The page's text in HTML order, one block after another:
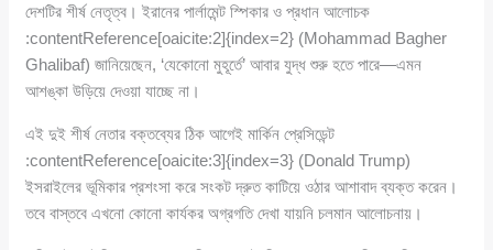
দেশটির শীর্ষ নেতৃত্ব। ইরানের পার্লামেন্ট স্পিকার ও প্রধান আলোচক
:contentReference[oaicite:2]{index=2} (Mohammad Bagher
Ghalibaf) জানিয়েছেন, ‘যেকোনো মুহূর্তে’ আবার যুদ্ধ শুরু হতে পারে—এমন
আশঙ্কা উড়িয়ে দেওয়া যাচ্ছে না।
এই দুই শীর্ষ নেতার বক্তব্যের ঠিক আগেই মার্কিন প্রেসিডেন্ট
:contentReference[oaicite:3]{index=3} (Donald Trump)
ইসরাইলের ভূমিকার প্রশংসা করে সংকট দ্রুত কাটিয়ে ওঠার আশাবাদ ব্যক্ত করেন।
তবে বাস্তবে এখনো কোনো কার্যকর অগ্রগতি দেখা যায়নি চলমান আলোচনায়।